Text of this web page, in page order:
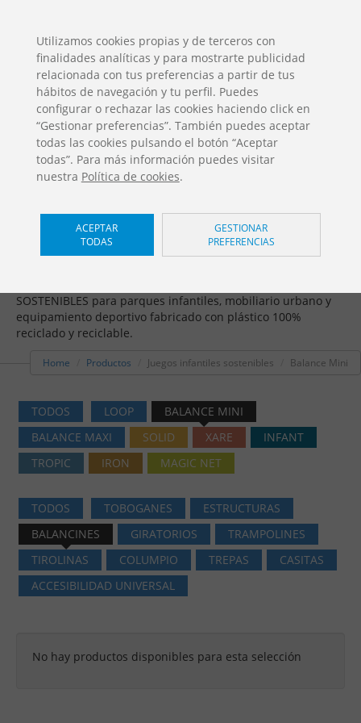
DESCARGAS
Catálogos Jolas
Juegos infantiles sostenibles /
Balance Mini
SOSTENIBLES para parques infantiles, mobiliario urbano y
equipamiento deportivo fabricado con plástico 100%
reciclado y reciclable.
Home Productos Juegos infantiles sostenibles Balance Mini
TODOS LOOP
BALANCE MINI
BALANCE MAXI
SOLID XARE
INFANT
TROPIC
IRON MAGIC NET
TODOS TOBOGANES
ESTRUCTURAS
BALANCINES
GIRATORIOS
TRAMPOLINES
TIROLINAS
COLUMPIO TREPAS
CASITAS
ACCESIBILIDAD UNIVERSAL
No hay productos disponibles para esta selección
Utilizamos cookies propias y de terceros con
finalidades analíticas y para mostrarte publicidad
relacionada con tus preferencias a partir de tus
hábitos de navegación y tu perfil. Puedes
configurar o rechazar las cookies haciendo click en
“Gestionar preferencias”. También puedes aceptar
todas las cookies pulsando el botón “Aceptar
todas”. Para más información puedes visitar
nuestra Política de cookies.
ACEPTAR
TODAS
GESTIONAR
PREFERENCIAS